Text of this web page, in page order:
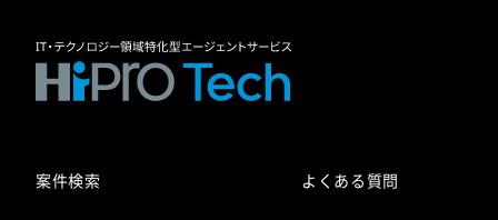
案件検索 よくある質問